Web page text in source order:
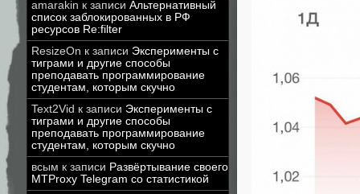
amarakin к записи Альтернативный
список заблокированных в РФ
ресурсов Re:filter
ResizeOn к записи Эксперименты с
тиграми и другие способы
преподавать программирование
студентам, которым скучно
Text2Vid к записи Эксперименты с
тиграми и другие способы
преподавать программирование
студентам, которым скучно
всым к записи Развёртывание своего
MTProxy Telegram со статистикой